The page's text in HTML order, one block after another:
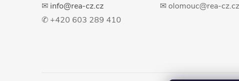
✉ info@rea-cz.cz
✆ +420 603 289 410
✉ olomouc@rea-cz.cz